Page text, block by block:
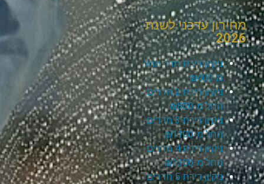
מחירון עדכני לשנת
2026
ניקיון דירת חדר החל
מ-₪400
ניקיון דירת 2 חדרים
החל מ-₪800
ניקיון דירת 3 חדרים
החל מ-₪1100
ניקיון דירת 4 חדרים
החל מ-₪1300
ניקיון דירת 5 חדרים